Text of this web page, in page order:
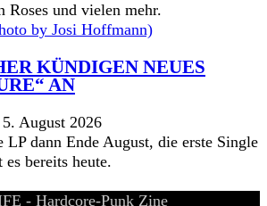
Roses und vielen mehr.
KÜNDIGEN NEUES
AN
5. August 2026
LP dann Ende August, die erste Single
bereits heute.